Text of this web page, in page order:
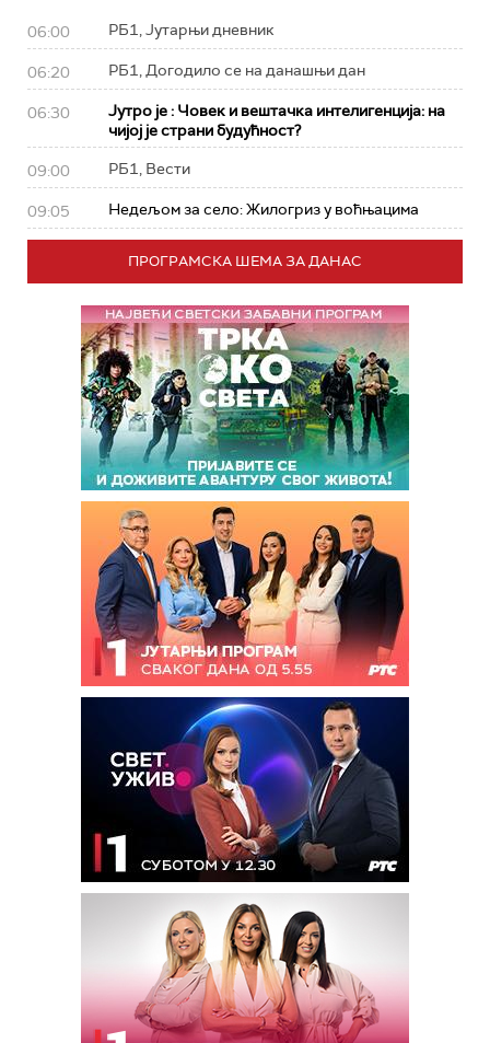
06:00 РБ1, Јутарњи дневник
06:20 РБ1, Догодило се на данашњи дан
06:30
Јутро је : Човек и вештачка интелигенција: на
чијој је страни будућност?
09:00 РБ1, Вести
09:05 Недељом за село: Жилогриз у воћњацима
ПРОГРАМСКА ШЕМА ЗА ДАНАС